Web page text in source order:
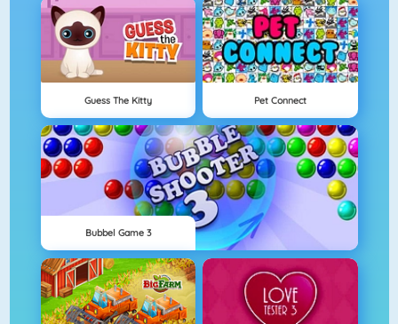
Guess The Kitty Pet Connect
Bubbel Game 3